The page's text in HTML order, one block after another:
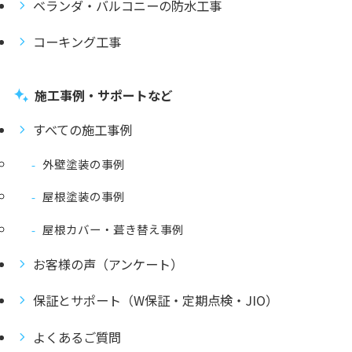
ベランダ・バルコニーの防水工事
コーキング工事
施工事例・サポートなど
すべての施工事例
外壁塗装の事例
屋根塗装の事例
屋根カバー・葺き替え事例
お客様の声（アンケート）
保証とサポート（W保証・定期点検・JIO）
よくあるご質問